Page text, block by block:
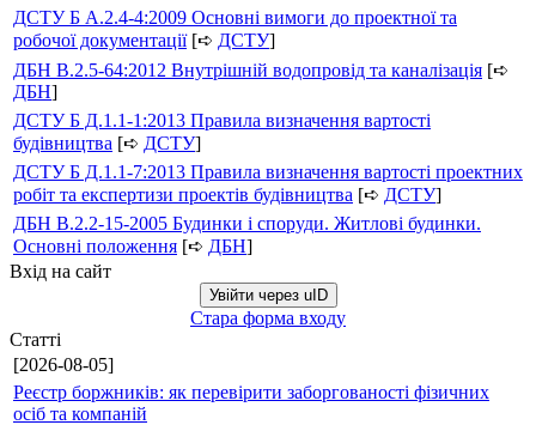
ДСТУ Б А.2.4-4:2009 Основні вимоги до проектної та
робочої документації[➪ ДСТУ]
ДБН В.2.5-64:2012 Внутрішній водопровід та каналізація [➪
ДБН]
ДСТУ Б Д.1.1-1:2013 Правила визначення вартості
будівництва [➪ ДСТУ]
ДСТУ Б Д.1.1-7:2013 Правила визначення вартості проектних
робіт та експертизи проектів будівництва [➪ ДСТУ]
ДБН В.2.2-15-2005 Будинки і споруди. Житлові будинки.
Основні положення [➪ ДБН]
Вхід на сайт
Увійти через uID
Стара форма входу
Статті
[2026-08-05]
Реєстр боржників: як перевірити заборгованості фізичних
осіб та компаній